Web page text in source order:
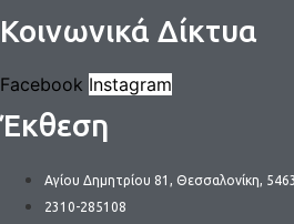
Κοινωνικά Δίκτυα
Facebook Instagram
Έκθεση
Αγίου Δημητρίου 81, Θεσσαλονίκη,
2310-285108